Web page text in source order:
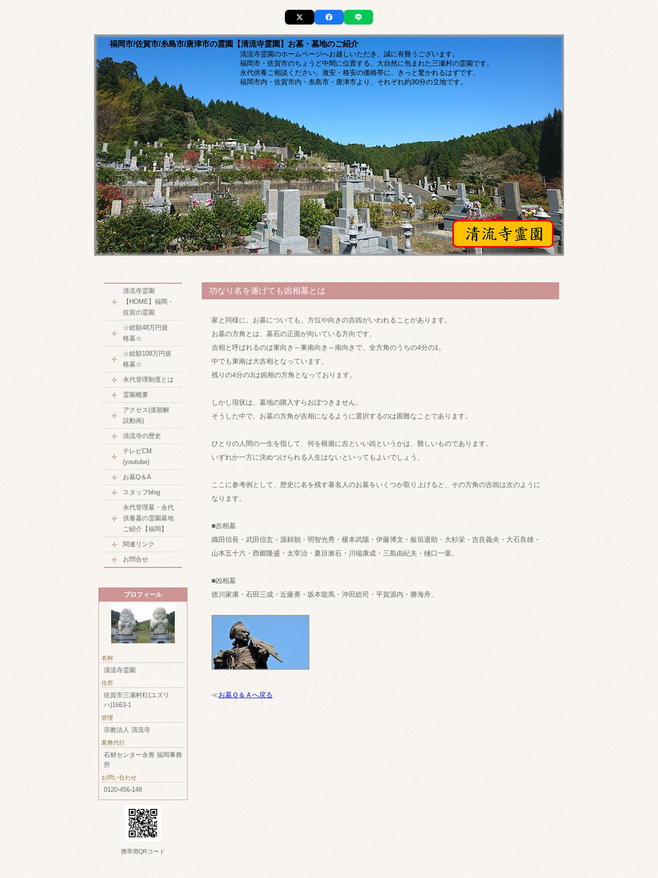
福岡市/佐賀市/糸島市/唐津市の霊園【清流寺霊園】お墓・墓地のご紹介
清流寺霊園のホームページへお越しいただき、誠に有難うございます。
福岡市・佐賀市のちょうど中間に位置する、大自然に包まれた三瀬村の霊園です。
永代供養ご相談ください。激安・格安の価格帯に、きっと驚かれるはずです。
福岡市内・佐賀市内・糸島市・唐津市より、それぞれ約30分の立地です。
功なり名を遂げても凶相墓とは
家と同様に、お墓についても、方位や向きの吉凶がいわれることがあります。
お墓の方角とは、墓石の正面が向いている方向です。
吉相と呼ばれるのは東向き～東南向き～南向きで、全方角のうちの4分の1。
中でも東南は大吉相となっています。
残りの4分の3は凶相の方角となっております。
しかし現状は、墓地の購入すらおぼつきません。
そうした中で、お墓の方角が吉相になるように選択するのは困難なことであります。
ひとりの人間の一生を指して、何を根拠に吉といい凶というかは、難しいものであります。
いずれか一方に決めつけられる人生はないといってもよいでしょう。
ここに参考例として、歴史に名を残す著名人のお墓をいくつか取り上げると、その方角の吉凶は次のように
なります。
■吉相墓
織田信長・武田信玄・源頼朝・明智光秀・榎本武陽・伊藤博文・板垣退助・大杉栄・吉良義央・大石良雄・
山本五十六・西郷隆盛・太宰治・夏目漱石・川端康成・三島由紀夫・樋口一葉。
■凶相墓
徳川家康・石田三成・近藤勇・坂本龍馬・沖田総司・平賀源内・勝海舟。
≪お墓Ｑ＆Ａへ戻る
清流寺霊園
【HOME】福岡・
佐賀の霊園
☆総額48万円規
格墓☆
☆総額108万円規
格墓☆
永代管理制度とは
霊園概要
アクセス(道順解
説動画)
清流寺の歴史
テレビCM
(youtube)
お墓Q＆A
スタッフblog
永代管理墓・永代
供養墓の霊園墓地
ご紹介【福岡】
関連リンク
お問合せ
プロフィール
名称
清流寺霊園
住所
佐賀市三瀬村杠(ユズリ
ハ)1663-1
管理
宗教法人 清流寺
業務代行
石材センター永善 福岡事務
所
お問い合わせ
0120-456-148
携帯用QRコード